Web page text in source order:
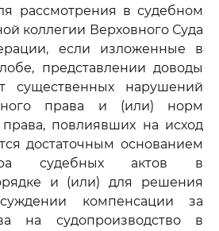
рассмотрения в судебном
коллегии Верховного Суда
если изложенные в
представлении доводы
существенных нарушений
права и (или) норм
права, повлиявших на исход
достаточным основанием
судебных актов в
и (или) для решения
компенсации за
на судопроизводство в